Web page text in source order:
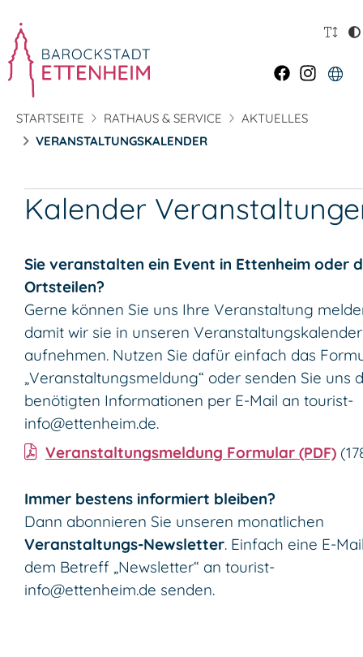
STARTSEITE RATHAUS & SERVICE
AKTUELLES
VERANSTALTUNGSKALENDER
Kalender
Sie veranstalten ein Event in Ettenheim oder
Ortsteilen?
Gerne können Sie uns Ihre Veranstaltung
damit wir sie in unseren Veranstaltungskalender
aufnehmen. Nutzen Sie dafür einfach das
„Veranstaltungsmeldung“ oder senden Sie uns
benötigten Informationen per E-Mail an tourist-
info@ettenheim.de.
Veranstaltungsmeldung Formular (PDF)
Immer bestens informiert bleiben?
Dann abonnieren Sie unseren monatlichen
Veranstaltungs-Newsletter. Einfach eine E-
dem Betreff „Newsletter“ an tourist-
info@ettenheim.de senden.